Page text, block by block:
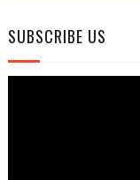
SUBSCRIBE US